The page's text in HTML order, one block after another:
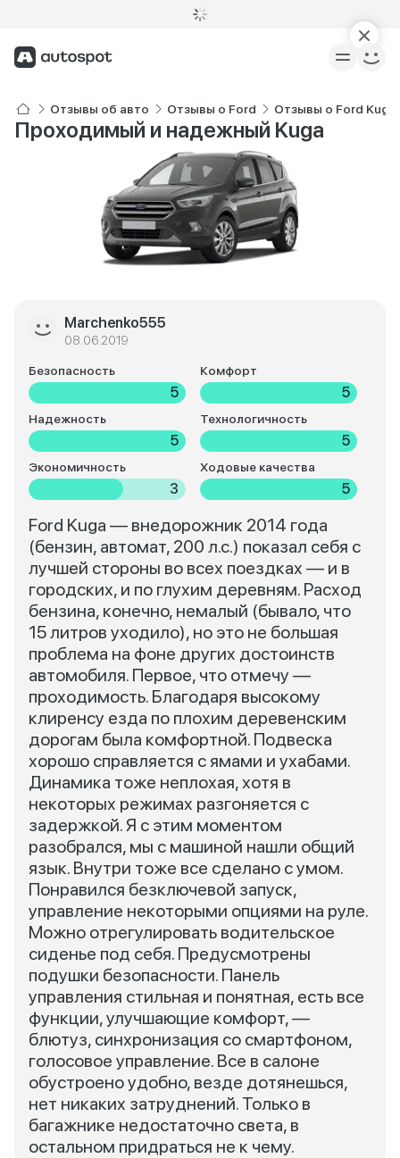
Отзывы об авто Отзывы о Ford Отзывы о Ford Kuga
Проходимый и надежный Kuga
Marchenko555
08.06.2019
Безопасность
5
Комфорт
5
Надежность
5
Технологичность
5
Экономичность
3
Ходовые качества
5
Ford Kuga — внедорожник 2014 года
(бензин, автомат, 200 л.с.) показал себя с
лучшей стороны во всех поездках — и в
городских, и по глухим деревням. Расход
бензина, конечно, немалый (бывало, что
15 литров уходило), но это не большая
проблема на фоне других достоинств
автомобиля. Первое, что отмечу —
проходимость. Благодаря высокому
клиренсу езда по плохим деревенским
дорогам была комфортной. Подвеска
хорошо справляется с ямами и ухабами.
Динамика тоже неплохая, хотя в
некоторых режимах разгоняется с
задержкой. Я с этим моментом
разобрался, мы с машиной нашли общий
язык. Внутри тоже все сделано с умом.
Понравился безключевой запуск,
управление некоторыми опциями на руле.
Можно отрегулировать водительское
сиденье под себя. Предусмотрены
подушки безопасности. Панель
управления стильная и понятная, есть все
функции, улучшающие комфорт, —
блютуз, синхронизация со смартфоном,
голосовое управление. Все в салоне
обустроено удобно, везде дотянешься,
нет никаких затруднений. Только в
багажнике недостаточно света, в
остальном придраться не к чему.